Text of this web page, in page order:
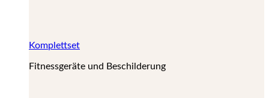
Komplettset
Fitnessgeräte und Beschilderung